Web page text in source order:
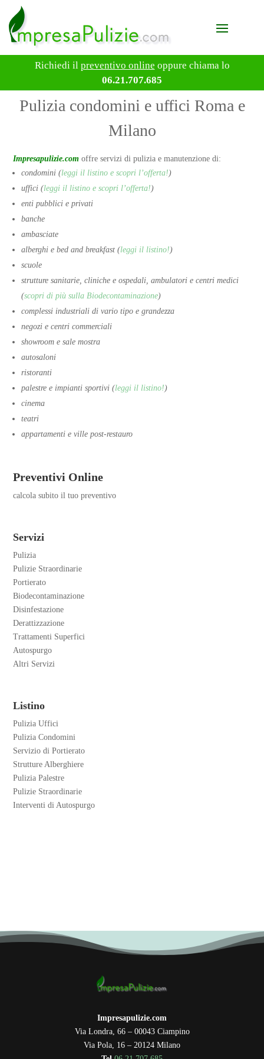
Richiedi il preventivo online oppure chiama lo
06.21.707.685
Pulizia condomini e uffici Roma e
Milano
Impresapulizie.com offre servizi di pulizia e manutenzione di:
condomini (leggi il listino e scopri l’offerta!)
uffici (leggi il listino e scopri l’offerta!)
enti pubblici e privati
banche
ambasciate
alberghi e bed and breakfast (leggi il listino!)
scuole
strutture sanitarie, cliniche e ospedali, ambulatori e centri medici
(scopri di più sulla Biodecontaminazione)
complessi industriali di vario tipo e grandezza
negozi e centri commerciali
showroom e sale mostra
autosaloni
ristoranti
palestre e impianti sportivi (leggi il listino!)
cinema
teatri
appartamenti e ville post-restauro
Preventivi Online
calcola subito il tuo preventivo
Servizi
Pulizia
Pulizie Straordinarie
Portierato
Biodecontaminazione
Disinfestazione
Derattizzazione
Trattamenti Superfici
Autospurgo
Altri Servizi
Listino
Pulizia Uffici
Pulizia Condomini
Servizio di Portierato
Strutture Alberghiere
Pulizia Palestre
Pulizie Straordinarie
Interventi di Autospurgo
Impresapulizie.com
Via Londra, 66 – 00043 Ciampino
Via Pola, 16 – 20124 Milano